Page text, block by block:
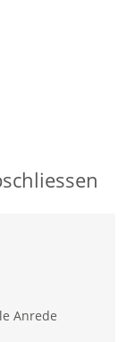
Anrede